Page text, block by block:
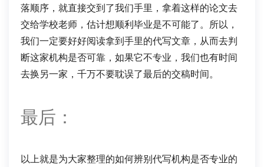
落顺序，就直接交到了我们手里，拿着这样的论文去
交给学校老师，估计想顺利毕业是不可能了。所以，
我们一定要好好阅读拿到手里的代写文章，从而去判
断这家机构是否可靠，如果它不专业，我们也有时间
去换另一家，千万不要耽误了最后的交稿时间。
最后：
以上就是为大家整理的如何辨别代写机构是否专业的